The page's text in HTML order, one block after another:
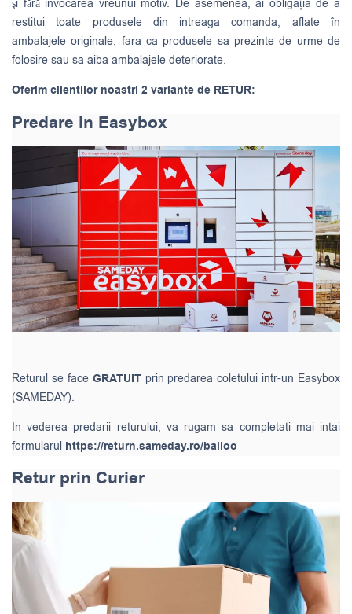
şi fără invocarea vreunui motiv. De asemenea, ai obligația de a
restitui toate produsele din intreaga comanda, aflate în
ambalajele originale, fara ca produsele sa prezinte de urme de
folosire sau sa aiba ambalajele deteriorate.
Oferim clientilor noastri 2 variante de RETUR:
Predare in Easybox
Returul se face GRATUIT prin predarea coletului intr-un Easybox
(SAMEDAY).
In vederea predarii returului, va rugam sa completati mai intai
formularul https://return.sameday.ro/balloo
Retur prin Curier